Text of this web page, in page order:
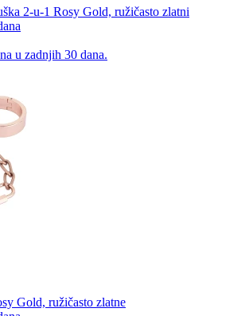
2-u-1 Rosy Gold, ružičasto zlatni
u zadnjih 30 dana.
Gold, ružičasto zlatne